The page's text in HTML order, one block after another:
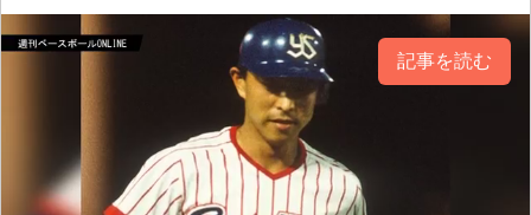
記事を読む